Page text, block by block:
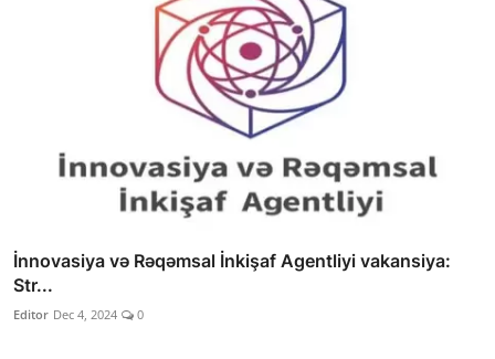
İnnovasiya və Rəqəmsal İnkişaf Agentliyi vakansiya:
Str...
Editor Dec 4, 2024 0